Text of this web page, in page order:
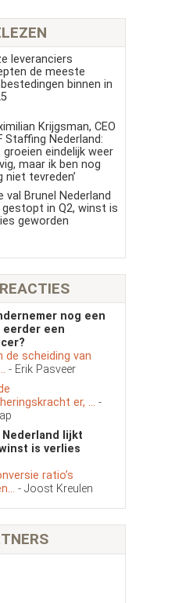
leveranciers
de meeste
binnen in
Krijgsman, CEO
Staffing Nederland:
groeien eindelijk weer
maar ik ben nog
niet tevreden’
val Brunel Nederland
gestopt in Q2, winst is
geworden
nog een
een
de scheiding van
- Erik Pasveer
er, ... -
lijkt
is verlies
ratio’s
- Joost Kreulen